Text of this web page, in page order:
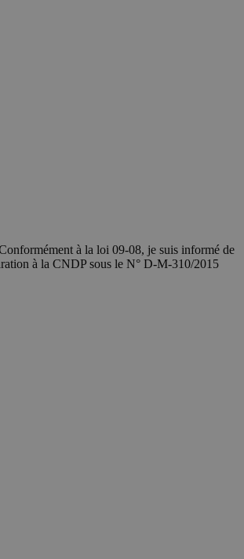
à la loi 09-08, je suis informé de
à la CNDP sous le N° D-M-310/2015